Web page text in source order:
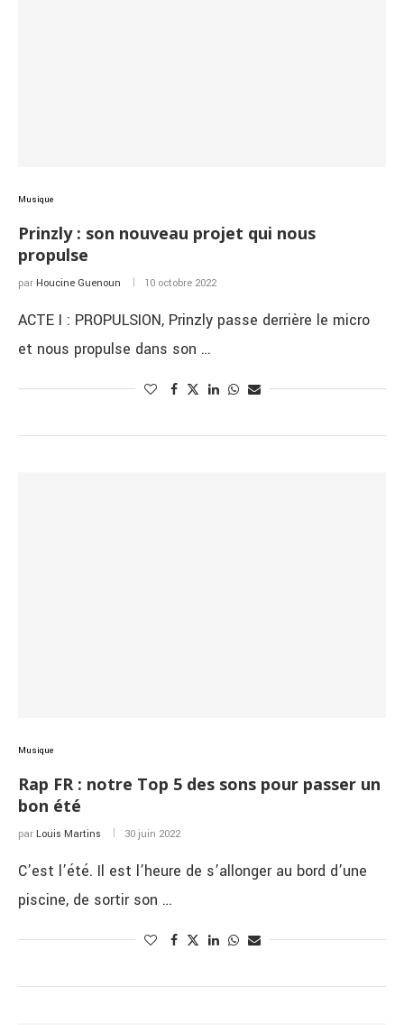
Musique
Prinzly : son nouveau projet qui nous
propulse
par Houcine Guenoun 10 octobre 2022
ACTE I : PROPULSION, Prinzly passe derrière le micro
et nous propulse dans son …
Musique
Rap FR : notre Top 5 des sons pour passer un
bon été
par Louis Martins 30 juin 2022
C’est l’été. Il est l’heure de s’allonger au bord d’une
piscine, de sortir son …